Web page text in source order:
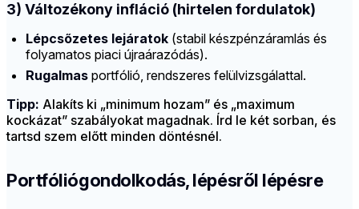
3) Változékony infláció (hirtelen fordulatok)
Lépcsőzetes lejáratok (stabil készpénzáramlás és
folyamatos piaci újraárazódás).
Rugalmas portfólió, rendszeres felülvizsgálattal.
Tipp: Alakíts ki „minimum hozam” és „maximum
kockázat” szabályokat magadnak. Írd le két sorban, és
tartsd szem előtt minden döntésnél.
Portfóliógondolkodás, lépésről lépésre